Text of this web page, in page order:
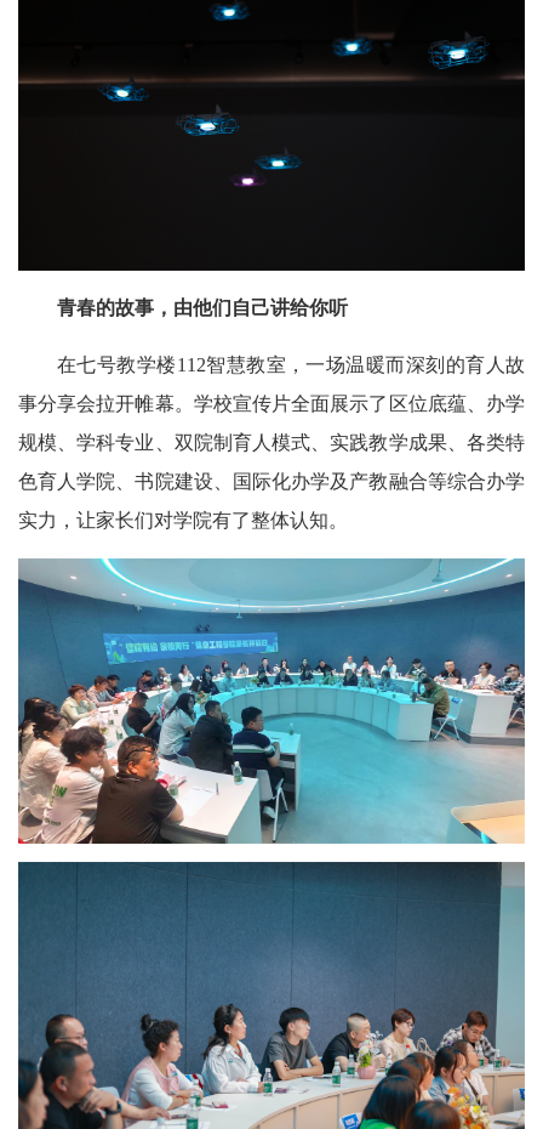
青春的故事，由他们自己讲给你听
在七号教学楼112智慧教室，一场温暖而深刻的育人故
事分享会拉开帷幕。学校宣传片全面展示了区位底蕴、办学
规模、学科专业、双院制育人模式、实践教学成果、各类特
色育人学院、书院建设、国际化办学及产教融合等综合办学
实力，让家长们对学院有了整体认知。